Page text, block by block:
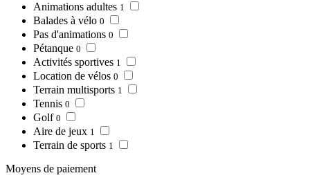
Animations adultes 1
Balades à vélo 0
Pas d'animations 0
Pétanque 0
Activités sportives 1
Location de vélos 0
Terrain multisports 1
Tennis 0
Golf 0
Aire de jeux 1
Terrain de sports 1
Moyens de paiement